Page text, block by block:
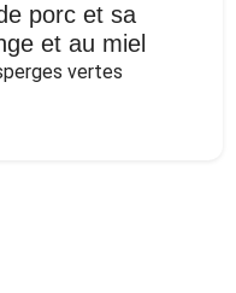
porc et sa
et au miel
vertes